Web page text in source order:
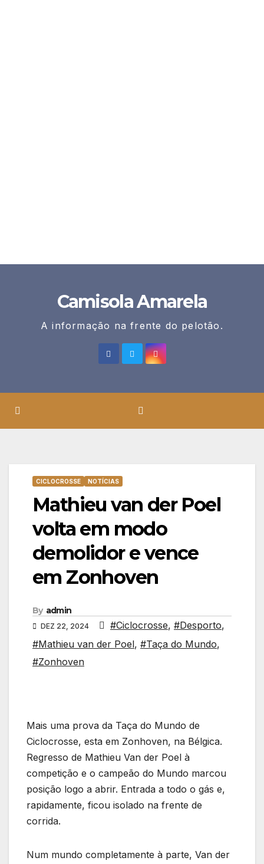
Camisola Amarela
A informação na frente do pelotão.
CICLOCROSSE NOTÍCIAS
Mathieu van der Poel
volta em modo
demolidor e vence
em Zonhoven
By admin
DEZ 22, 2024 #Ciclocrosse, #Desporto,
#Mathieu van der Poel, #Taça do Mundo,
#Zonhoven
Mais uma prova da Taça do Mundo de
Ciclocrosse, esta em Zonhoven, na Bélgica.
Regresso de Mathieu Van der Poel à
competição e o campeão do Mundo marcou
posição logo a abrir. Entrada a todo o gás e,
rapidamente, ficou isolado na frente de
corrida.
Num mundo completamente à parte, Van der